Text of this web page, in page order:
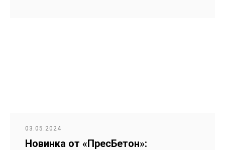
03.05.2024
Новинка от «ПресБетон»: